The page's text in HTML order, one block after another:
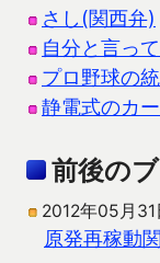
さし(関西弁)
自分と言っ
プロ野球の
静電式のカ
前後の
2012年05月31
原発再稼動